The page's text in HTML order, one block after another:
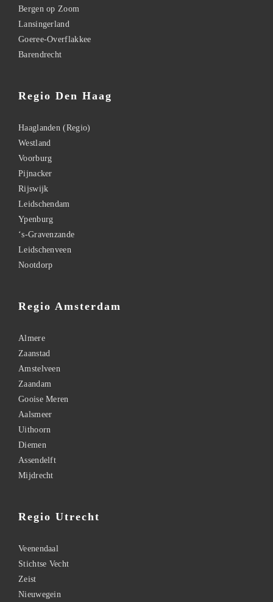
Bergen op Zoom
Lansingerland
Goeree-Overflakkee
Barendrecht
Regio Den Haag
Haaglanden (Regio)
Westland
Voorburg
Pijnacker
Rijswijk
Leidschendam
Ypenburg
‘s-Gravenzande
Leidschenveen
Nootdorp
Regio Amsterdam
Almere
Zaanstad
Amstelveen
Zaandam
Gooise Meren
Aalsmeer
Uithoorn
Diemen
Assendelft
Mijdrecht
Regio Utrecht
Veenendaal
Stichtse Vecht
Zeist
Nieuwegein